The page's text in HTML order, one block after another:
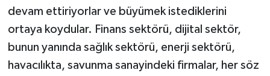
devam ettiriyorlar ve büyümek istediklerini
ortaya koydular. Finans sektörü, dijital sektör,
bunun yanında sağlık sektörü, enerji sektörü,
havacılıkta, savunma sanayindeki firmalar, her söz